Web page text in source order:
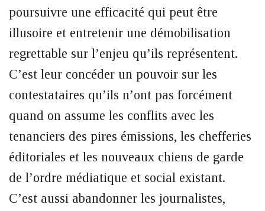
poursuivre une efficacité qui peut être
illusoire et entretenir une démobilisation
regrettable sur l’enjeu qu’ils représentent.
C’est leur concéder un pouvoir sur les
contestataires qu’ils n’ont pas forcément
quand on assume les conflits avec les
tenanciers des pires émissions, les chefferies
éditoriales et les nouveaux chiens de garde
de l’ordre médiatique et social existant.
C’est aussi abandonner les journalistes,